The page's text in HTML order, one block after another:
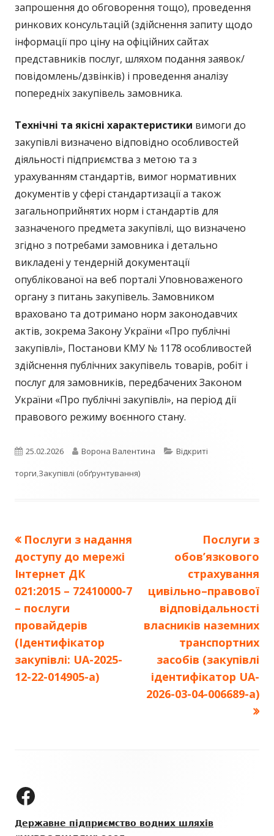
запрошення до обговорення тощо), проведення
ринкових консультацій (здійснення запиту щодо
інформації про ціну на офіційних сайтах
представників послуг, шляхом подання заявок/
повідомлень/дзвінків) і проведення аналізу
попередніх закупівель замовника.
Технічні та якісні характеристики вимоги до
закупівлі визначено відповідно особливостей
діяльності підприємства з метою та з
урахуванням стандартів, вимог нормативних
документів у сфері стандартизації а також
загальноприйнятих норм і стандартів для
зазначеного предмета закупівлі, що визначено
згідно з потребами замовника і детально
викладені у тендерній документації
опублікованої на веб порталі Уповноваженого
органу з питань закупівель. Замовником
враховано та дотримано норм законодавчих
актів, зокрема Закону України «Про публічні
закупівлі», Постанови КМУ № 1178 особливостей
здійснення публічних закупівель товарів, робіт і
послуг для замовників, передбачених Законом
України «Про публічні закупівлі», на період дії
правового режиму воєнного стану.
Опубліковано
25.02.2026 Автор
Ворона Валентина Категорії
Відкриті
торги,Закупівлі (обґрунтування)
Навігація
записів
Попередня
стаття:
Послуги з надання
доступу до мережі
Інтернет ДК
021:2015 – 72410000-7
– послуги
провайдерів
(Ідентифікатор
закупівлі: UA-2025-
12-22-014905-a)
Наступна
стаття:
Послуги з
обов’язкового
страхування
цивільно–правової
відповідальності
власників наземних
транспортних
засобів (закупівлі
ідентифікатор UA-
2026-03-04-006689-a)
колонтитулу
ДП "УКРВОДШЛЯХ" на Facebook
Державне підприємство водних шляхів